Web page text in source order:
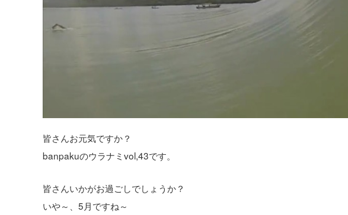
皆さんお元気ですか？
banpakuのウラナミvol,43です。
皆さんいかがお過ごしでしょうか？
いや～、5月ですね～